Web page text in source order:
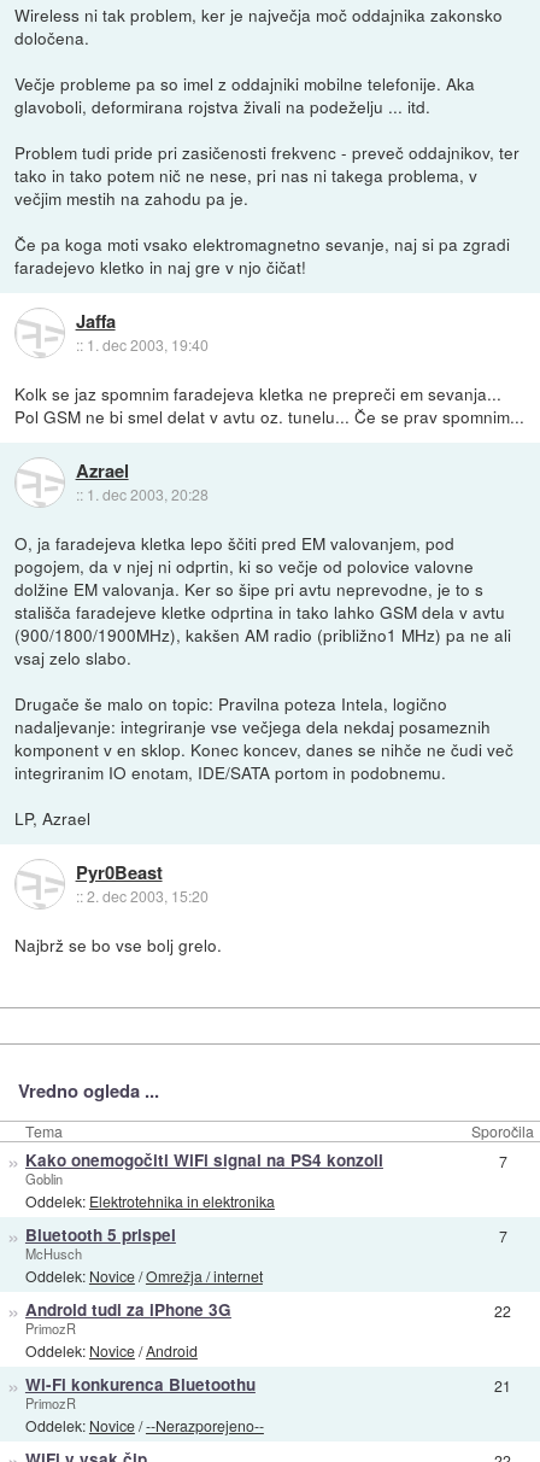
Wireless ni tak problem, ker je največja moč oddajnika zakonsko
določena.
Večje probleme pa so imel z oddajniki mobilne telefonije. Aka
glavoboli, deformirana rojstva živali na podeželju ... itd.
Problem tudi pride pri zasičenosti frekvenc - preveč oddajnikov, ter
tako in tako potem nič ne nese, pri nas ni takega problema, v
večjim mestih na zahodu pa je.
Če pa koga moti vsako elektromagnetno sevanje, naj si pa zgradi
faradejevo kletko in naj gre v njo čičat!
Jaffa
:: 1. dec 2003, 19:40
Kolk se jaz spomnim faradejeva kletka ne prepreči em sevanja...
Pol GSM ne bi smel delat v avtu oz. tunelu... Če se prav spomnim...
Azrael
:: 1. dec 2003, 20:28
O, ja faradejeva kletka lepo ščiti pred EM valovanjem, pod
pogojem, da v njej ni odprtin, ki so večje od polovice valovne
dolžine EM valovanja. Ker so šipe pri avtu neprevodne, je to s
stališča faradejeve kletke odprtina in tako lahko GSM dela v avtu
(900/1800/1900MHz), kakšen AM radio (približno1 MHz) pa ne ali
vsaj zelo slabo.
Drugače še malo on topic: Pravilna poteza Intela, logično
nadaljevanje: integriranje vse večjega dela nekdaj posameznih
komponent v en sklop. Konec koncev, danes se nihče ne čudi več
integriranim IO enotam, IDE/SATA portom in podobnemu.
LP, Azrael
Pyr0Beast
::2. dec 2003, 15:20
Najbrž se bo vse bolj grelo.
Vredno ogleda ...
Tema Sporočila
» Kako onemogočiti WiFi signal na PS4 konzoli
Goblin
Oddelek: Elektrotehnika in elektronika
7
» Bluetooth 5 prispel
McHusch
Oddelek: Novice/Omrežja / internet
7
» Android tudi za iPhone 3G
PrimozR
Oddelek: Novice/Android
22
» Wi-Fi konkurenca Bluetoothu
PrimozR
Oddelek: Novice/--Nerazporejeno--
21